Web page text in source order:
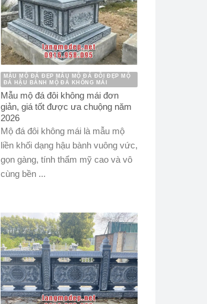
MẪU MỘ ĐÁ ĐẸP MẪU MỘ ĐÁ ĐÔI ĐẸP MỘ
ĐÁ HẬU BÀNH MỘ ĐÁ KHÔNG MÁI
Mẫu mộ đá đôi không mái đơn
giản, giá tốt được ưa chuộng năm
2026
Mộ đá đôi không mái là mẫu mộ
liền khối dạng hậu bành vuông vức,
gọn gàng, tính thẩm mỹ cao và vô
cùng bền ...